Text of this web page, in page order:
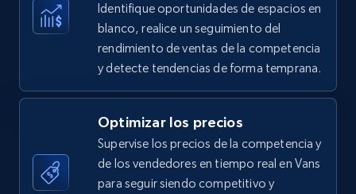
TikTok Shop
URL, Title, Available, Description, Currency, Initial
price, Final price, Discount percent, and more.
5.4K+ 668+ Comenzar ahora
TikTok Shop - category
Identifique oportunidades de espacios en
blanco, realice un seguimiento del
rendimiento de ventas de la competencia
y detecte tendencias de forma temprana.
Optimizar los precios
Supervise los precios de la competencia y
de los vendedores en tiempo real en Vans
para seguir siendo competitivo y